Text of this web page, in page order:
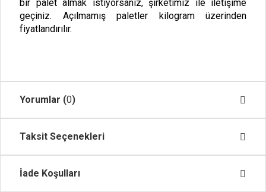
bir palet almak istiyorsanız, şirketimiz ile iletişime
geçiniz. Açılmamış paletler kilogram üzerinden
fiyatlandırılır.
Yorumlar (0)
Taksit Seçenekleri
İade Koşulları